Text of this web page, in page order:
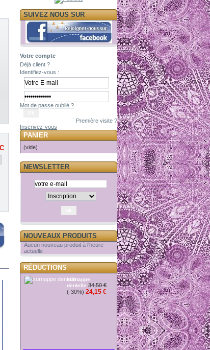
SUIVEZ NOUS SUR
Votre compte
Déjà client ?
Identifiez-vous :
Mot de passe oublié ?
Première visite ?
Inscrivez-vous
PANIER
(vide)
NEWSLETTER
NOUVEAUX PRODUITS
Aucun nouveau produit à l'heure
actuelle
RÉDUCTIONS
surnappe
dentelle34,50 €
(-30%) 24,15 €